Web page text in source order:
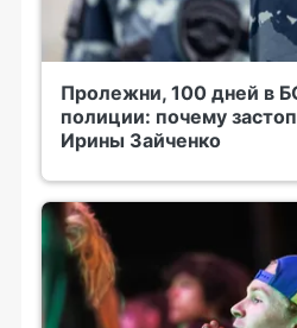
Пролежни, 100 дней в
полиции: почему
Ирины Зайченко